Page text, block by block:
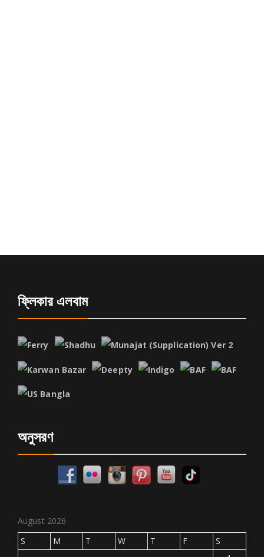
ফ্লিকার এলবাম
অনুসরণ
August 2026
S
M T W T F
S